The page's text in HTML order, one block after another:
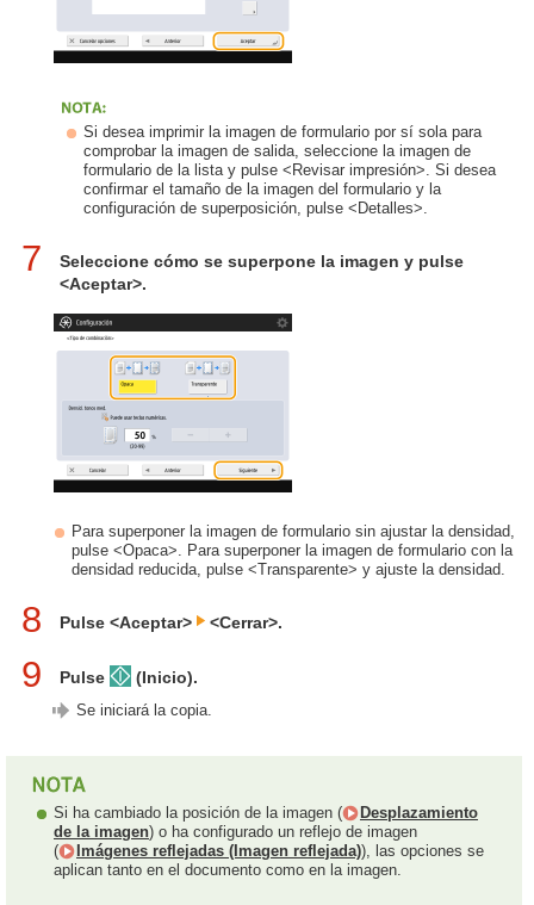
Si desea imprimir la imagen de formulario por sí sola para
comprobar la imagen de salida, seleccione la imagen de
formulario de la lista y pulse <Revisar impresión>. Si desea
confirmar el tamaño de la imagen del formulario y la
configuración de superposición, pulse <Detalles>.
7
Seleccione cómo se superpone la imagen y pulse
<Aceptar>.
Para superponer la imagen de formulario sin ajustar la densidad,
pulse <Opaca>. Para superponer la imagen de formulario con la
densidad reducida, pulse <Transparente> y ajuste la densidad.
8 Pulse <Aceptar> <Cerrar>.
9 Pulse (Inicio).
Se iniciará la copia.
Si ha cambiado la posición de la imagen (
Desplazamiento
de la imagen) o ha configurado un reflejo de imagen
(
Imágenes reflejadas (Imagen reflejada)), las opciones se
aplican tanto en el documento como en la imagen.